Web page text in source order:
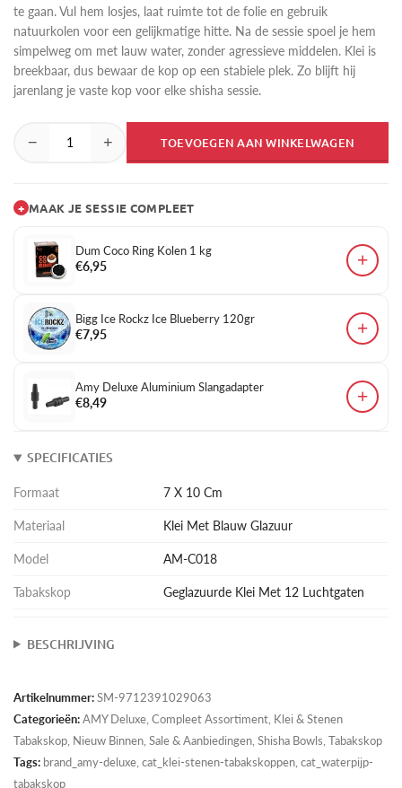
te gaan. Vul hem losjes, laat ruimte tot de folie en gebruik
natuurkolen voor een gelijkmatige hitte. Na de sessie spoel je hem
simpelweg om met lauw water, zonder agressieve middelen. Klei is
breekbaar, dus bewaar de kop op een stabiele plek. Zo blijft hij
jarenlang je vaste kop voor elke shisha sessie.
− + TOEVOEGEN AAN WINKELWAGEN
+ MAAK JE SESSIE COMPLEET
Dum Coco Ring Kolen 1 kg
€6,95
+
Bigg Ice Rockz Ice Blueberry 120gr
€7,95
+
Amy Deluxe Aluminium Slangadapter
€8,49
+
SPECIFICATIES
Formaat 7 X 10 Cm
Materiaal Klei Met Blauw Glazuur
Model AM-C018
Tabakskop Geglazuurde Klei Met 12 Luchtgaten
BESCHRIJVING
Artikelnummer:SM-9712391029063
Categorieën:AMY Deluxe, Compleet Assortiment, Klei & Stenen
Tabakskop, Nieuw Binnen, Sale & Aanbiedingen, Shisha Bowls, Tabakskop
Tags: brand_amy-deluxe, cat_klei-stenen-tabakskoppen, cat_waterpijp-
tabakskop